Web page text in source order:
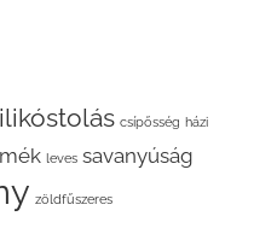
csípősség házi
leves savanyúság
zöldfűszeres